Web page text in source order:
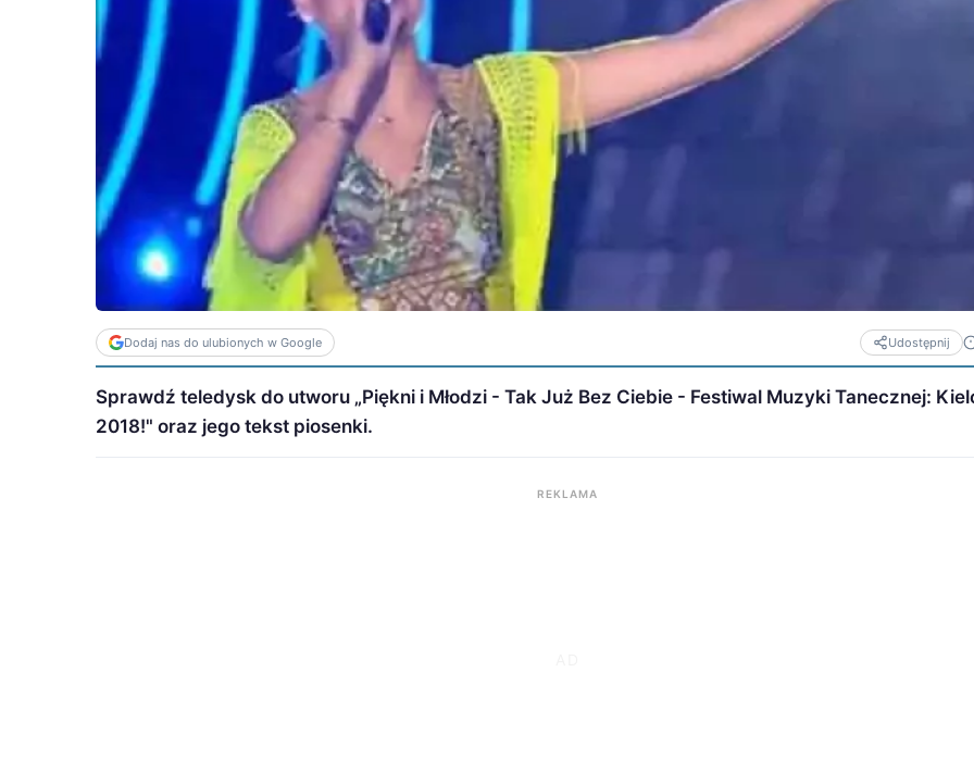
Dodaj nas do ulubionych w Google Udostępnij
Sprawdź teledysk do utworu „Piękni i Młodzi - Tak Już Bez Ciebie - Festiwal Muzyki Tanecznej:
2018!" oraz jego tekst piosenki.
REKLAMA